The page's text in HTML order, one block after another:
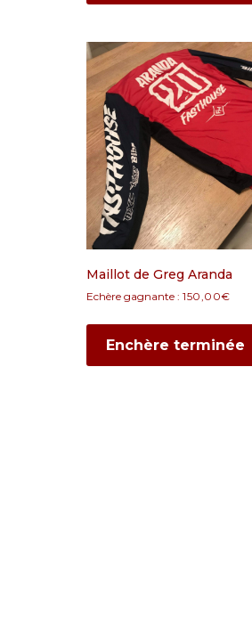
Maillot de Greg Aranda
Echère gagnante : 150,00€
Enchère terminée